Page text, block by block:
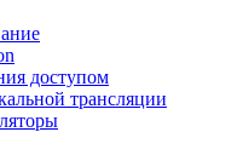
доступом
трансляции